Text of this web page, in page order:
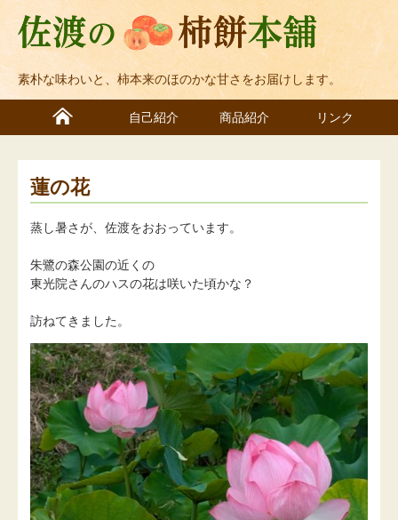
素朴な味わいと、柿本来のほのかな甘さをお届けします。
自己紹介 商品紹介 リンク
蓮の花
蒸し暑さが、佐渡をおおっています。
朱鷺の森公園の近くの
東光院さんのハスの花は咲いた頃かな？
訪ねてきました。